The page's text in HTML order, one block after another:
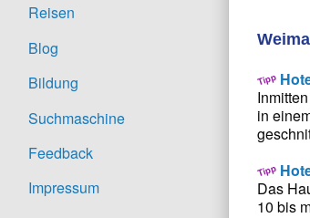
Reisen
Blog
Bildung
Suchmaschine
Feedback
Impressum
in
Das
10 bis